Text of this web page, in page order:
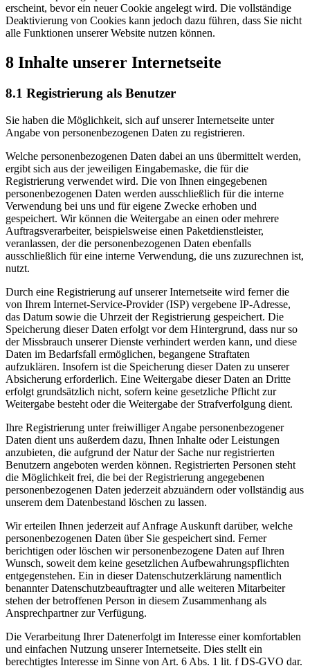
erscheint, bevor ein neuer Cookie angelegt wird. Die vollständige
Deaktivierung von Cookies kann jedoch dazu führen, dass Sie nicht
alle Funktionen unserer Website nutzen können.
8 Inhalte unserer Internetseite
8.1 Registrierung als Benutzer
Sie haben die Möglichkeit, sich auf unserer Internetseite unter
Angabe von personenbezogenen Daten zu registrieren.
Welche personenbezogenen Daten dabei an uns übermittelt werden,
ergibt sich aus der jeweiligen Eingabemaske, die für die
Registrierung verwendet wird. Die von Ihnen eingegebenen
personenbezogenen Daten werden ausschließlich für die interne
Verwendung bei uns und für eigene Zwecke erhoben und
gespeichert. Wir können die Weitergabe an einen oder mehrere
Auftragsverarbeiter, beispielsweise einen Paketdienstleister,
veranlassen, der die personenbezogenen Daten ebenfalls
ausschließlich für eine interne Verwendung, die uns zuzurechnen ist,
nutzt.
Durch eine Registrierung auf unserer Internetseite wird ferner die
von Ihrem Internet-Service-Provider (ISP) vergebene IP-Adresse,
das Datum sowie die Uhrzeit der Registrierung gespeichert. Die
Speicherung dieser Daten erfolgt vor dem Hintergrund, dass nur so
der Missbrauch unserer Dienste verhindert werden kann, und diese
Daten im Bedarfsfall ermöglichen, begangene Straftaten
aufzuklären. Insofern ist die Speicherung dieser Daten zu unserer
Absicherung erforderlich. Eine Weitergabe dieser Daten an Dritte
erfolgt grundsätzlich nicht, sofern keine gesetzliche Pflicht zur
Weitergabe besteht oder die Weitergabe der Strafverfolgung dient.
Ihre Registrierung unter freiwilliger Angabe personenbezogener
Daten dient uns außerdem dazu, Ihnen Inhalte oder Leistungen
anzubieten, die aufgrund der Natur der Sache nur registrierten
Benutzern angeboten werden können. Registrierten Personen steht
die Möglichkeit frei, die bei der Registrierung angegebenen
personenbezogenen Daten jederzeit abzuändern oder vollständig aus
unserem dem Datenbestand löschen zu lassen.
Wir erteilen Ihnen jederzeit auf Anfrage Auskunft darüber, welche
personenbezogenen Daten über Sie gespeichert sind. Ferner
berichtigen oder löschen wir personenbezogene Daten auf Ihren
Wunsch, soweit dem keine gesetzlichen Aufbewahrungspflichten
entgegenstehen. Ein in dieser Datenschutzerklärung namentlich
benannter Datenschutzbeauftragter und alle weiteren Mitarbeiter
stehen der betroffenen Person in diesem Zusammenhang als
Ansprechpartner zur Verfügung.
Die Verarbeitung Ihrer Datenerfolgt im Interesse einer komfortablen
und einfachen Nutzung unserer Internetseite. Dies stellt ein
berechtigtes Interesse im Sinne von Art. 6 Abs. 1 lit. f DS-GVO dar.